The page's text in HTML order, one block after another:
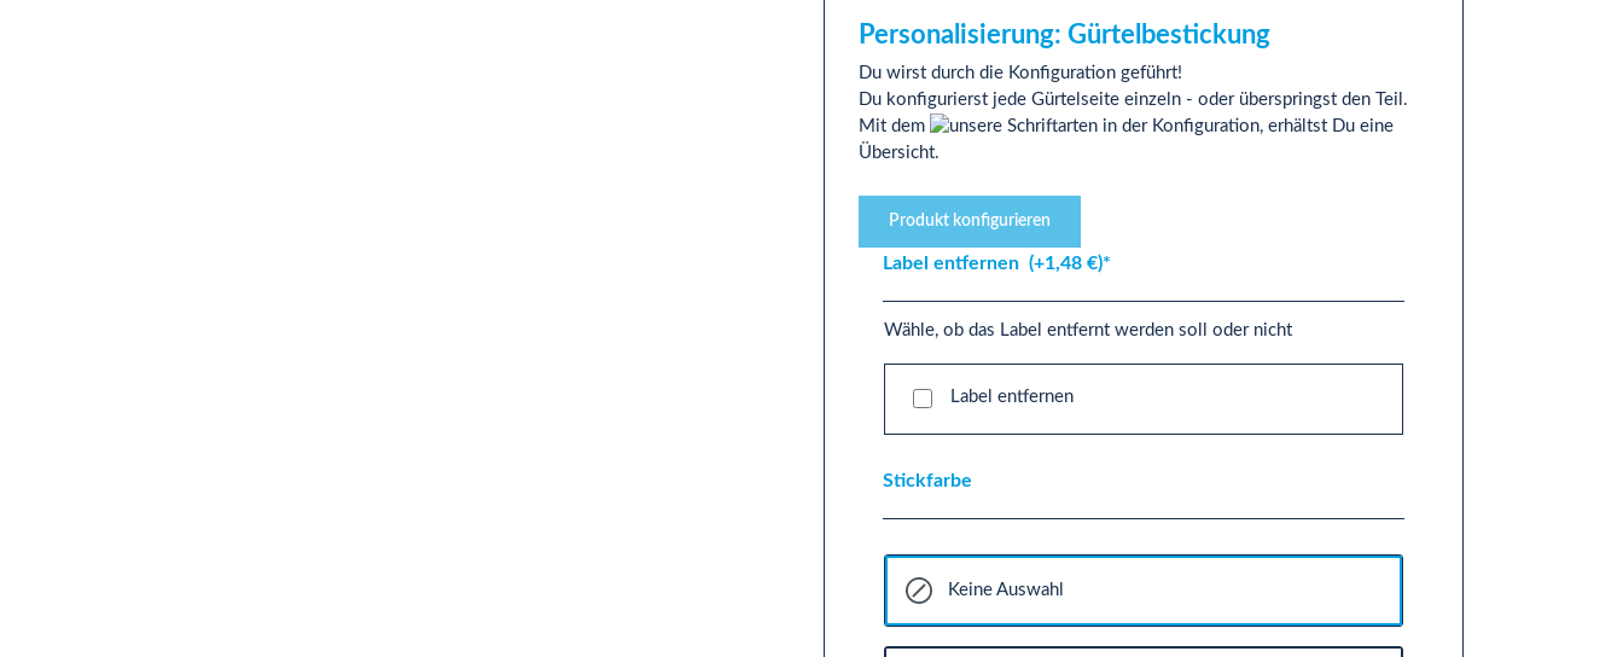
Personalisierung: Gürtelbestickung
Du wirst durch die Konfiguration geführt!
Du konfigurierst jede Gürtelseite einzeln - oder überspringst den Teil.
Mit dem
in der Konfiguration, erhältst Du eine
Übersicht.
Produkt konfigurieren
Label entfernen (+1,48 €)*
Wähle, ob das Label entfernt werden soll oder nicht
Label entfernen
Stickfarbe
Keine Auswahl